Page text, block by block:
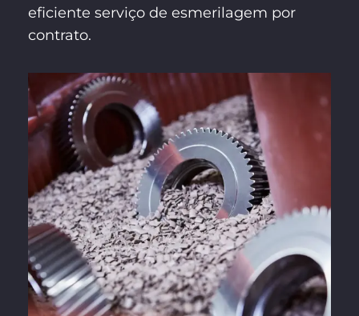
eficiente serviço de esmerilagem por
contrato.